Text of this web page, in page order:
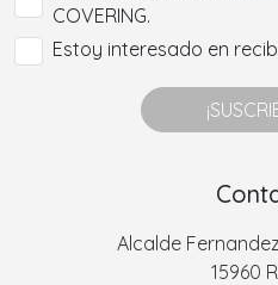
COVERING.
Estoy interesado en
Alcalde
15960